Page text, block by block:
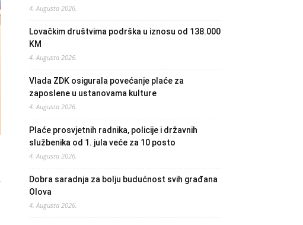
4. Augusta 2026.
Lovačkim društvima podrška u iznosu od 138.000
KM
4. Augusta 2026.
Vlada ZDK osigurala povećanje plaće za
zaposlene u ustanovama kulture
4. Augusta 2026.
Plaće prosvjetnih radnika, policije i državnih
službenika od 1. jula veće za 10 posto
4. Augusta 2026.
Dobra saradnja za bolju budućnost svih građana
Olova
4. Augusta 2026.